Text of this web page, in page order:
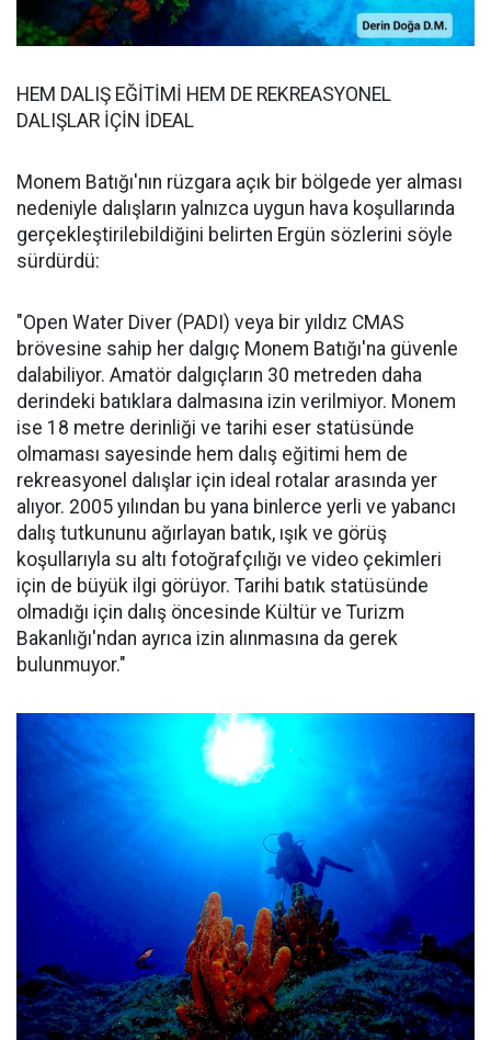
HEM DALIŞ EĞİTİMİ HEM DE REKREASYONEL
DALIŞLAR İÇİN İDEAL
Monem Batığı'nın rüzgara açık bir bölgede yer alması
nedeniyle dalışların yalnızca uygun hava koşullarında
gerçekleştirilebildiğini belirten Ergün sözlerini söyle
sürdürdü:
"Open Water Diver (PADI) veya bir yıldız CMAS
brövesine sahip her dalgıç Monem Batığı'na güvenle
dalabiliyor. Amatör dalgıçların 30 metreden daha
derindeki batıklara dalmasına izin verilmiyor. Monem
ise 18 metre derinliği ve tarihi eser statüsünde
olmaması sayesinde hem dalış eğitimi hem de
rekreasyonel dalışlar için ideal rotalar arasında yer
alıyor. 2005 yılından bu yana binlerce yerli ve yabancı
dalış tutkununu ağırlayan batık, ışık ve görüş
koşullarıyla su altı fotoğrafçılığı ve video çekimleri
için de büyük ilgi görüyor. Tarihi batık statüsünde
olmadığı için dalış öncesinde Kültür ve Turizm
Bakanlığı'ndan ayrıca izin alınmasına da gerek
bulunmuyor."